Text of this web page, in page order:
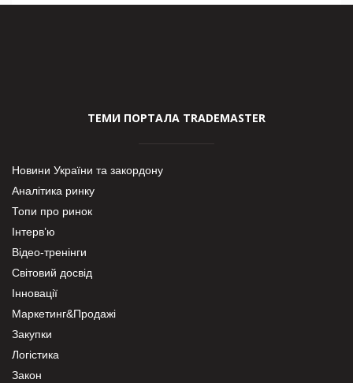
ТЕМИ ПОРТАЛА TRADEMASTER
Новини України та закордону
Аналітика ринку
Топи про ринок
Інтерв’ю
Відео-тренінги
Світовий досвід
Інновації
Маркетинг&Продажі
Закупки
Логістика
Закон